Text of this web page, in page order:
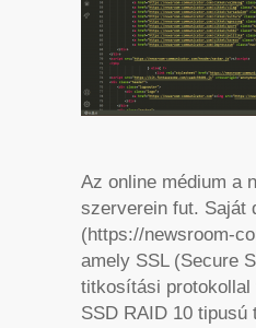
Az online médium a
szerverein fut. Saját
(https://newsroom-
amely SSL (Secure
titkosítási protokollal
SSD RAID 10 tipusú